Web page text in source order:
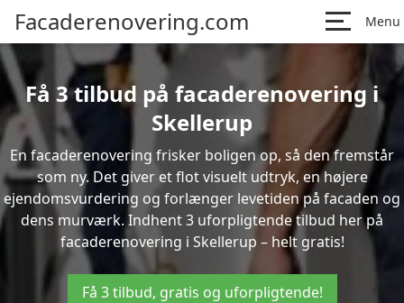
Facaderenovering.com Menu
Få 3 tilbud på facaderenovering i
Skellerup
En facaderenovering frisker boligen op, så den fremstår
som ny. Det giver et flot visuelt udtryk, en højere
ejendomsvurdering og forlænger levetiden på facaden og
dens murværk. Indhent 3 uforpligtende tilbud her på
facaderenovering i Skellerup – helt gratis!
Få 3 tilbud, gratis og uforpligtende!